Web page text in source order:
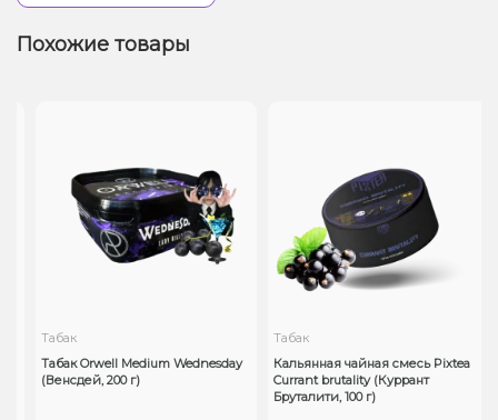
Похожие товары
Табак
Табак Orwell Medium Wednesday
(Венсдей, 200 г)
Табак
Кальянная чайная смесь Pixtea
Currant brutality (Куррант
Бруталити, 100 г)